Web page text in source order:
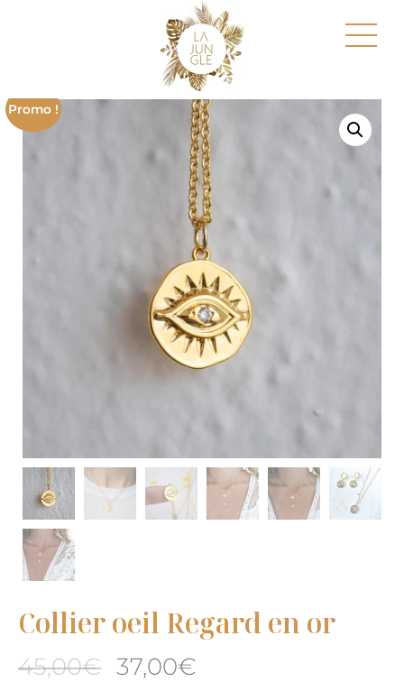
Promo !
Collier oeil Regard en or
45,00€ Le
37,00€